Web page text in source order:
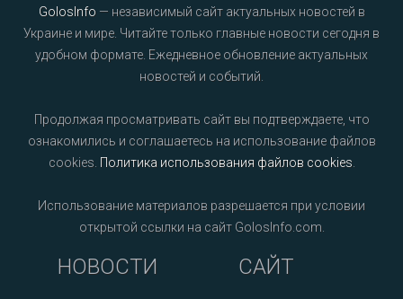
GolosInfo — независимый сайт актуальных новостей в
Украине и мире. Читайте только главные новости сегодня в
удобном формате. Ежедневное обновление актуальных
новостей и событий.
Продолжая просматривать сайт вы подтверждаете, что
ознакомились и соглашаетесь на использование файлов
cookies. Политика использования файлов cookies
Использование материалов разрешается при условии
открытой ссылки на сайт GolosInfo.com.
НОВОСТИ САЙТ